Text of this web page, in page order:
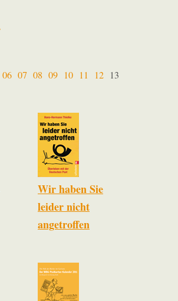
06 07 08 09 10 11 12 13
Wir haben Sie
leider nicht
angetroffen